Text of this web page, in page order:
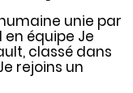
unie par
équipe Je
classé dans
rejoins un